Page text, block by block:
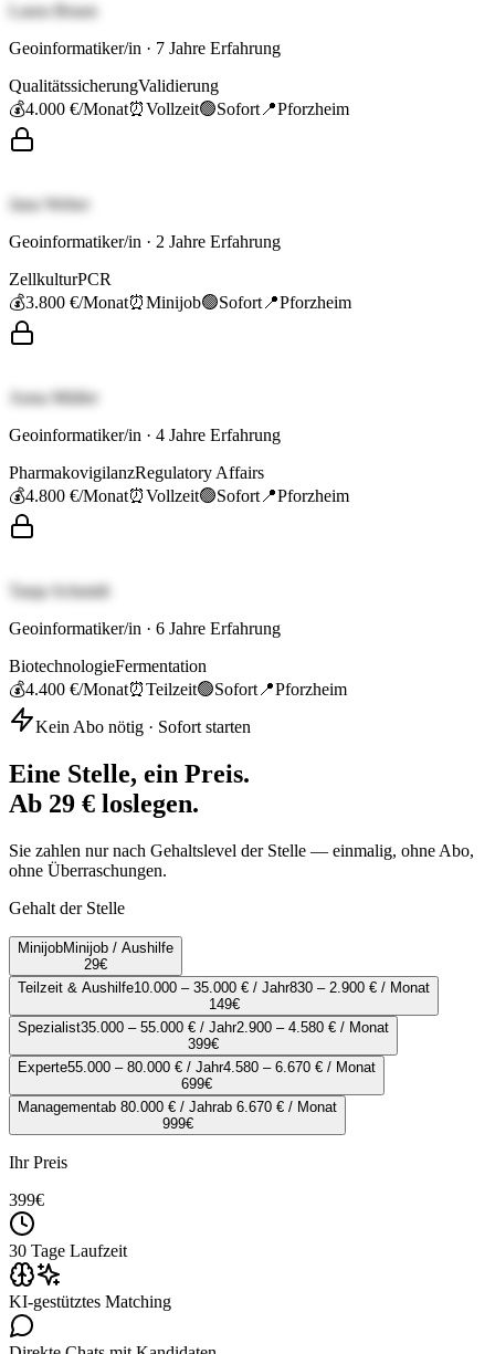
Laura Braun
Geoinformatiker/in · 7 Jahre Erfahrung
QualitätssicherungValidierung
💰4.000 €/Monat⏰Vollzeit🟢Sofort 📍Pforzheim
Jana Weber
Geoinformatiker/in · 2 Jahre Erfahrung
ZellkulturPCR
💰3.800 €/Monat⏰Minijob🟢Sofort 📍Pforzheim
Anna Müller
Geoinformatiker/in · 4 Jahre Erfahrung
PharmakovigilanzRegulatory Affairs
💰4.800 €/Monat⏰Vollzeit🟢Sofort 📍Pforzheim
Tanja Schmidt
Geoinformatiker/in · 6 Jahre Erfahrung
BiotechnologieFermentation
💰4.400 €/Monat⏰Teilzeit🟢Sofort 📍Pforzheim
Kein Abo nötig · Sofort starten
Eine Stelle, ein Preis.
Ab 29 € loslegen.
Sie zahlen nur nach Gehaltslevel der Stelle — einmalig, ohne Abo,
ohne Überraschungen.
Gehalt der Stelle
MinijobMinijob / Aushilfe
29€
Teilzeit & Aushilfe10.000 – 35.000 € / Jahr830 – 2.900 € / Monat
149€
Spezialist35.000 – 55.000 € / Jahr2.900 – 4.580 € / Monat
399€
Experte55.000 – 80.000 € / Jahr4.580 – 6.670 € / Monat
699€
Managementab 80.000 € / Jahrab 6.670 € / Monat
999€
Ihr Preis
399€
30 Tage Laufzeit
KI-gestütztes Matching